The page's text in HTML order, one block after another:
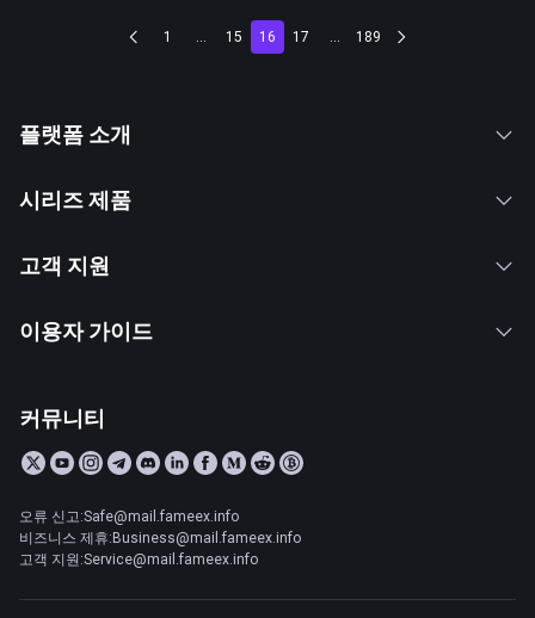
1 ... 15 16 17 ... 189
플랫폼 소개
시리즈 제품
고객 지원
이용자 가이드
커뮤니티
오류 신고:Safe@mail.fameex.info
비즈니스 제휴:Business@mail.fameex.info
고객 지원:Service@mail.fameex.info